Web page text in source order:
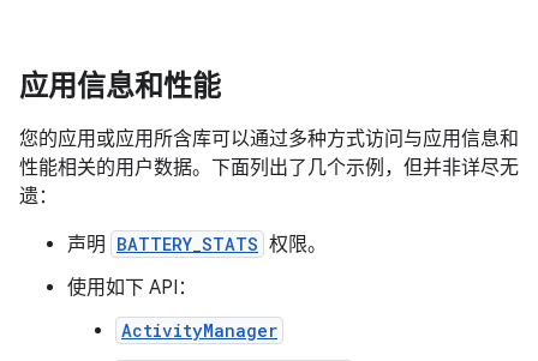
应用信息和性能
您的应用或应用所含库可以通过多种方式访问与应用信息和
性能相关的用户数据。下面列出了几个示例，但并非详尽无
遗：
声明
BATTERY_STATS 权限。
使用如下 API：
ActivityManager